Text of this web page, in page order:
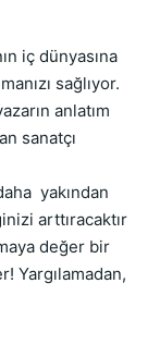
iç dünyasına
sağlıyor.
anlatım
sanatçı
yakından
arttıracaktır
değer bir
Yargılamadan,